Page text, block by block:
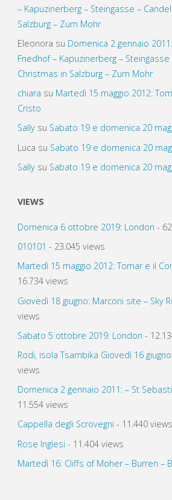
– Kapuzinerberg – Steingasse –
Salzburg – Zum Mohr
Eleonora su Domenica 2 gennaio
Friedhof – Kapuzinerberg – Steingasse
Christmas in Salzburg – Zum Mohr
chiara su Martedì 15 maggio 2012:
Cristo
Sallysu Sabato 19 e domenica 20
Luca su Sabato 19 e domenica 20
Sallysu Sabato 19 e domenica 20
VIEWS
Domenica 6 ottobre 2019: London -
010101 - 23.045 views
Martedì 15 maggio 2012: Tomar e il
16.734 views
Giovedì 18 giugno: Marconi site – Sky
views
Sabato 5 ottobre 2019: London -
Rodi, isola Tsambika Giovedì 16 giugno
views
Domenica 2 gennaio 2011: – St
11.554 views
Cappella degli Scrovegni - 11.440 views
Rose Inglesi - 11.404 views
Martedì 16: Cliffs of Moher – Burren – B...